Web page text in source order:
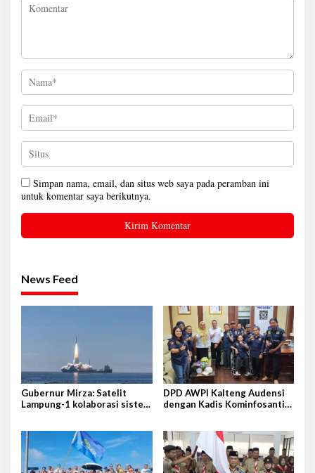
Simpan nama, email, dan situs web saya pada peramban ini
untuk komentar saya berikutnya.
News Feed
Gubernur Mirza: Satelit
Lampung-1 kolaborasi sister
DPD AWPI Kalteng Audensi
dengan Kadis Kominfosantik
Indonesia